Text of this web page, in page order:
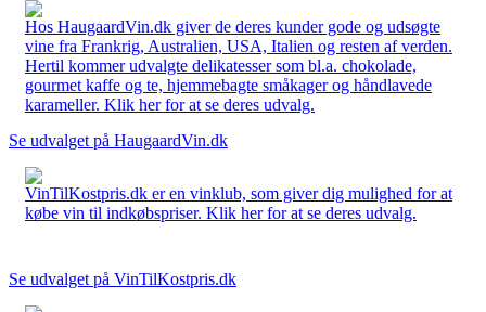
Hos HaugaardVin.dk giver de deres kunder gode og udsøgte
vine fra Frankrig, Australien, USA, Italien og resten af verden.
Hertil kommer udvalgte delikatesser som bl.a. chokolade,
gourmet kaffe og te, hjemmebagte småkager og håndlavede
karameller. Klik her for at se deres udvalg.
Se udvalget på HaugaardVin.dk
VinTilKostpris.dk er en vinklub, som giver dig mulighed for at
købe vin til indkøbspriser. Klik her for at se deres udvalg.
Se udvalget på VinTilKostpris.dk